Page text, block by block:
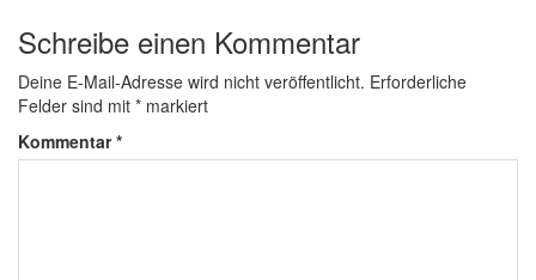
Schreibe einen Kommentar
Deine E-Mail-Adresse wird nicht veröffentlicht. Erforderliche
Felder sind mit * markiert
Kommentar*